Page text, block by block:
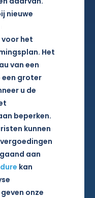
nieuwe
het
Het
van een
een groter
u de
beperken.
kunnen
aan
kan
onze